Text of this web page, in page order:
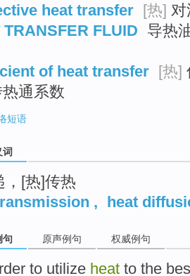
heat transfer [热]
TRANSFER FLUID 导热
of heat transfer [热]
通系数
短语
词
，[热]传热
, heat
句 原声例句 权威例句
to utilize heat to the